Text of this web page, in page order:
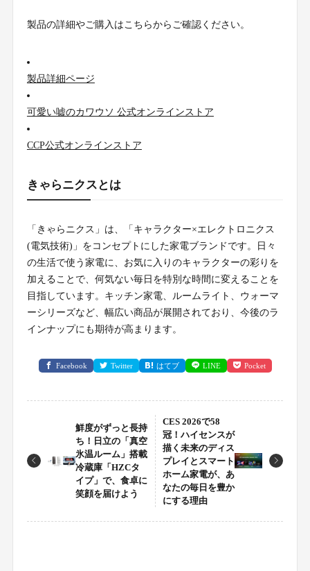
製品の詳細やご購入はこちらからご確認ください。
製品詳細ページ
可愛い嘘のカワウソ 公式オンラインストア
CCP公式オンラインストア
きゃらニクスとは
「きゃらニクス」は、「キャラクター×エレクトロニクス
(電気技術)」をコンセプトにした家電ブランドです。日々
の生活で使う家電に、お気に入りのキャラクターの彩りを
加えることで、何気ない毎日を特別な時間に変えることを
目指しています。キッチン家電、ルームライト、ウォーマ
ーシリーズなど、幅広い商品が展開されており、今後のラ
インナップにも期待が高まります。
Facebook Twitter はてブ LINE Pocket
鮮度がずっと長持
ち！日立の「真空
氷温ルーム」搭載
冷蔵庫「HZCタ
イプ」で、食卓に
笑顔を届けよう
CES 2026で58
冠！ハイセンスが
描く未来のディス
プレイとスマート
ホーム家電が、あ
なたの毎日を豊か
にする理由